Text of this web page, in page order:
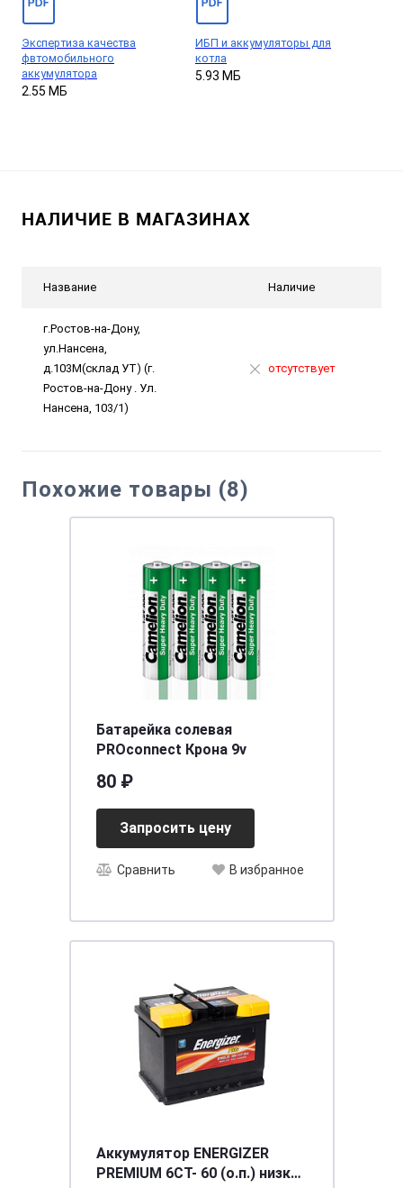
Экспертиза качества
фвтомобильного
аккумулятора
2.55 МБ
ИБП и аккумуляторы для
котла
5.93 МБ
НАЛИЧИЕ В МАГАЗИНАХ
Название Наличие
г.Ростов-на-Дону,
ул.Нансена,
д.103М(склад УТ) (г.
Ростов-на-Дону . Ул.
Нансена, 103/1)
отсутствует
Похожие товары (8)
Батарейка солевая
PROconnect Крона 9v
80 ₽
Запросить цену
Сравнить В избранное
Аккумулятор ENERGIZER
PREMIUM 6CT- 60 (о.п.) низкий